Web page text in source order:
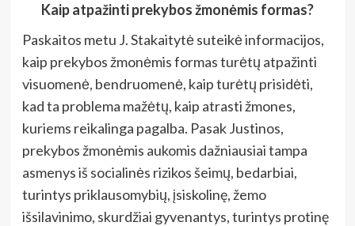
Kaip atpažinti prekybos žmonėmis formas?
Paskaitos metu J. Stakaitytė suteikė informacijos,
kaip prekybos žmonėmis formas turėtų atpažinti
visuomenė, bendruomenė, kaip turėtų prisidėti,
kad ta problema mažėtų, kaip atrasti žmones,
kuriems reikalinga pagalba. Pasak Justinos,
prekybos žmonėmis aukomis dažniausiai tampa
asmenys iš socialinės rizikos šeimų, bedarbiai,
turintys priklausomybių, įsiskolinę, žemo
išsilavinimo, skurdžiai gyvenantys, turintys protinę